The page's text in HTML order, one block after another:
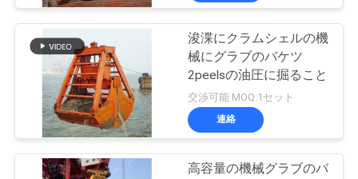
浚渫にクラムシェルの機
械にグラブのバケツ
2peelsの油圧に掘ること
交渉可能 MOQ:1セット
連絡
高容量の機械グラブのバ